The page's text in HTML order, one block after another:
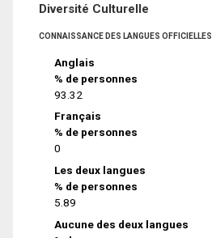
Diversité Culturelle
CONNAISSANCE DES LANGUES OFFICIELLES
Anglais
% de personnes
93.32
Français
% de personnes
0
Les deux langues
% de personnes
5.89
Aucune des deux langues